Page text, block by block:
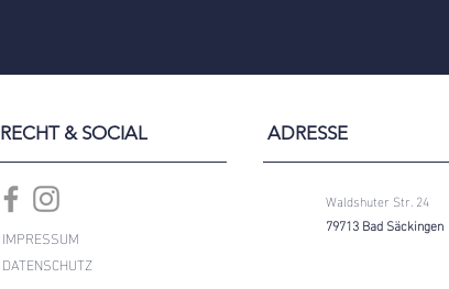
RECHT & SOCIAL
IMPRESSUM
DATENSCHUTZ
ADRESSE
Waldshuter Str. 24
79713 Bad Säckingen